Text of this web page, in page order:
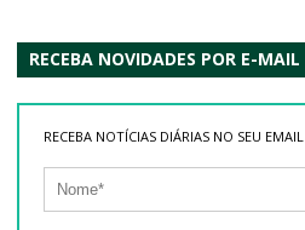
RECEBA NOVIDADES POR E-MAIL
RECEBA NOTÍCIAS DIÁRIAS NO SEU EMAIL